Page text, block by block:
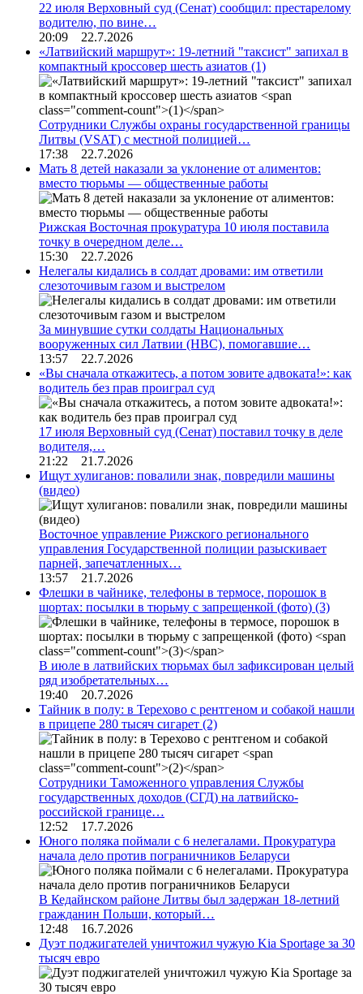
22 июля Верховный суд (Сенат) сообщил: престарелому
водителю, по вине…
20:09 22.7.2026
«Латвийский маршрут»: 19-летний "таксист" запихал в
компактный кроссовер шесть азиатов (1)
Сотрудники Службы охраны государственной границы
Литвы (VSAT) с местной полицией…
17:38 22.7.2026
Мать 8 детей наказали за уклонение от алиментов:
вместо тюрьмы — общественные работы
Рижская Восточная прокуратура 10 июля поставила
точку в очередном деле…
15:30 22.7.2026
Нелегалы кидались в солдат дровами: им ответили
слезоточивым газом и выстрелом
За минувшие сутки солдаты Национальных
вооруженных сил Латвии (НВС), помогавшие…
13:57 22.7.2026
«Вы сначала откажитесь, а потом зовите адвоката!»: как
водитель без прав проиграл суд
17 июля Верховный суд (Сенат) поставил точку в деле
водителя,…
21:22 21.7.2026
Ищут хулиганов: повалили знак, повредили машины
(видео)
Восточное управление Рижского регионального
управления Государственной полиции разыскивает
парней, запечатленных…
13:57 21.7.2026
Флешки в чайнике, телефоны в термосе, порошок в
шортах: посылки в тюрьму с запрещенкой (фото) (3)
В июле в латвийских тюрьмах был зафиксирован целый
ряд изобретательных…
19:40 20.7.2026
Тайник в полу: в Терехово с рентгеном и собакой нашли
в прицепе 280 тысяч сигарет (2)
Сотрудники Таможенного управления Службы
государственных доходов (СГД) на латвийско-
российской границе…
12:52 17.7.2026
Юного поляка поймали с 6 нелегалами. Прокуратура
начала дело против пограничников Беларуси
В Кедайнском районе Литвы был задержан 18-летний
гражданин Польши, который…
12:48 16.7.2026
Дуэт поджигателей уничтожил чужую Kia Sportage за 30
тысяч евро